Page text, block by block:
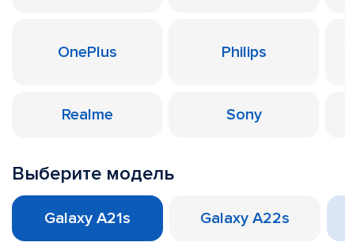
OnePlus Philips
Realme Sony
Выберите модель
Galaxy A21s Galaxy A22s